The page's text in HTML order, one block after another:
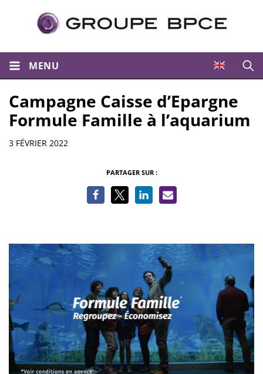
MENU
Campagne Caisse d’Epargne
Formule Famille à l’aquarium
Informations
3 FÉVRIER 2022
PARTAGER SUR :